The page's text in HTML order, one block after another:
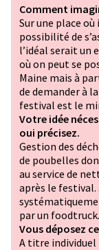
Comment
Sur une place
possibilité de
l’idéal serait un
où on peut se
Maine mais à
de demander à
festival est le
Votre idée
oui précisez.
Gestion des
de poubelles
au service de
après le festival.
par un foodtruck.
Vous déposez
A titre individuel